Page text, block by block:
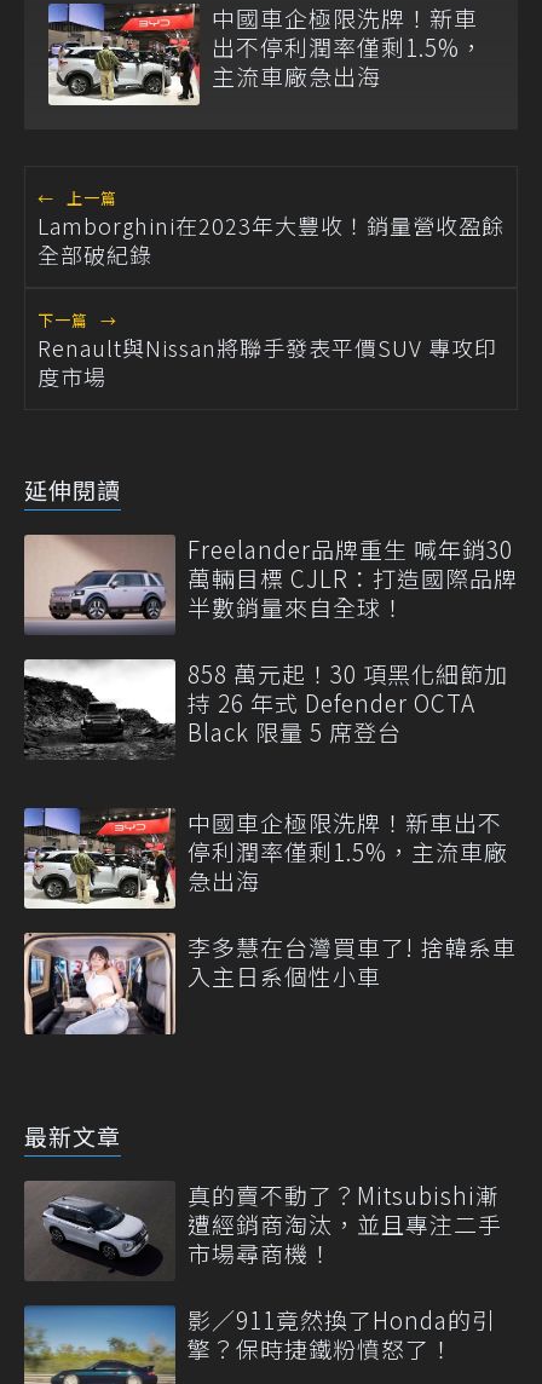
中國車企極限洗牌！新車
出不停利潤率僅剩1.5%，
主流車廠急出海
← 上一篇
Lamborghini在2023年大豐收！銷量營收盈餘
全部破紀錄
下一篇 →
Renault與Nissan將聯手發表平價SUV 專攻印
度市場
延伸閱讀
Freelander品牌重生 喊年銷30
萬輛目標 CJLR：打造國際品牌
半數銷量來自全球！
858 萬元起！30 項黑化細節加
持 26 年式 Defender OCTA
Black 限量 5 席登台
中國車企極限洗牌！新車出不
停利潤率僅剩1.5%，主流車廠
急出海
李多慧在台灣買車了! 捨韓系車
入主日系個性小車
最新文章
真的賣不動了？Mitsubishi漸
遭經銷商淘汰，並且專注二手
市場尋商機！
影／911竟然換了Honda的引
擎？保時捷鐵粉憤怒了！